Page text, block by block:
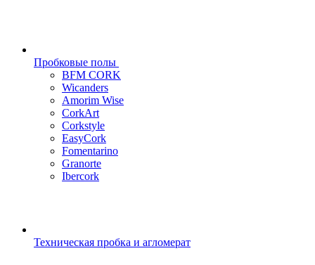
Пробковые полы
BFM CORK
Wicanders
Amorim Wise
CorkArt
Corkstyle
EasyCork
Fomentarino
Granorte
Ibercork
Техническая пробка и агломерат